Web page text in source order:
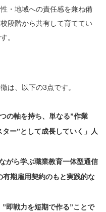
・地域への責任感を兼ね備
段階から共有して育ててい
。
は、以下の3点です。
の軸を持ち、単なる”作業
ー”として成長していく」人
がら学ぶ職業教育一体型通信
期雇用契約のもと実践的な
即戦力を短期で作る”ことで